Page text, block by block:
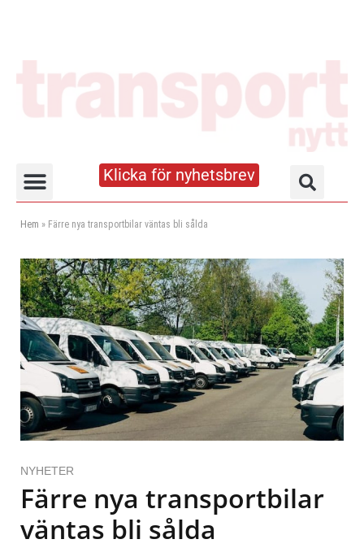
Klicka för nyhetsbrev
Hem » Färre nya transportbilar väntas bli sålda
NYHETER
Färre nya transportbilar
väntas bli sålda